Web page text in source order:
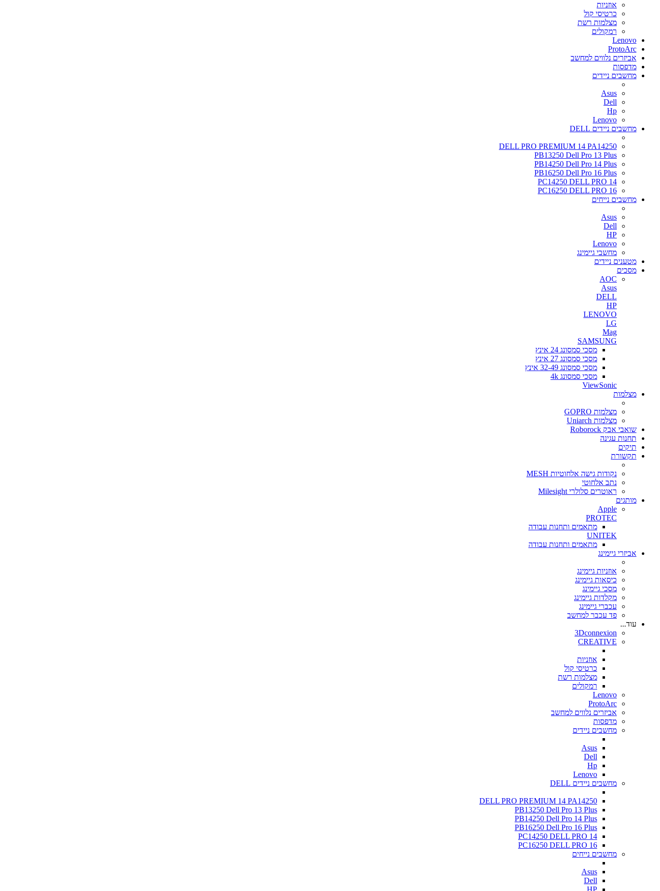
אוזניות
כרטיסי קול
מצלמות רשת
רמקולים
Lenovo
ProtoArc
אביזרים נלווים למחשב
מדפסות
מחשבים ניידים
Asus
Dell
Hp
Lenovo
מחשבים ניידים DELL
DELL PRO PREMIUM 14 PA14250
PB13250 Dell Pro 13 Plus
PB14250 Dell Pro 14 Plus
PB16250 Dell Pro 16 Plus
PC14250 DELL PRO 14
PC16250 DELL PRO 16
מחשבים נייחים
Asus
Dell
HP
Lenovo
מחשבי גיימינג
מטענים ניידים
מסכים
AOC
Asus
DELL
HP
LENOVO
LG
Mag
SAMSUNG
מסכי סמסונג 24 אינץ
מסכי סמסונג 27 אינץ
מסכי סמסונג 32-49 אינץ
מסכי סמסונג 4k
ViewSonic
מצלמות
מצלמות GOPRO
מצלמות Uniarch
שואבי אבק Roborock
תחנות עגינה
תיקים
תקשורת
נקודות גישה אלחוטיות MESH
נתב אלחוטי
ראוטרים סלולרי Milesight
מותגים
Apple
PROTEC
מתאמים ותחנות עבודה
UNITEK
מתאמים ותחנות עבודה
אביזרי גיימינג
אוזניות גיימינג
כיסאות גיימינג
מסכי גיימינג
מקלדות גיימינג
עכברי גיימינג
פד עכבר למחשב
עוד...
3Dconnexion
CREATIVE
אוזניות
כרטיסי קול
מצלמות רשת
רמקולים
Lenovo
ProtoArc
אביזרים נלווים למחשב
מדפסות
מחשבים ניידים
Asus
Dell
Hp
Lenovo
מחשבים ניידים DELL
DELL PRO PREMIUM 14 PA14250
PB13250 Dell Pro 13 Plus
PB14250 Dell Pro 14 Plus
PB16250 Dell Pro 16 Plus
PC14250 DELL PRO 14
PC16250 DELL PRO 16
מחשבים נייחים
Asus
Dell
HP